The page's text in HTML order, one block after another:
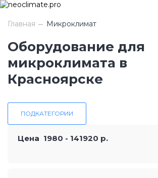
Главная Микроклимат
Оборудование для
микроклимата в
Красноярске
ПОДКАТЕГОРИИ
Цена 1980 - 141920 р.